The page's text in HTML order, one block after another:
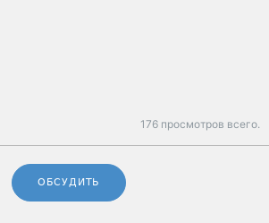
176 просмотров всего.
ОБСУДИТЬ